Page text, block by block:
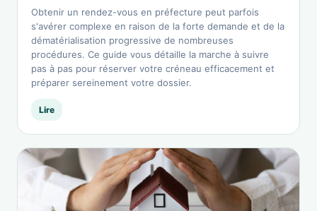
Obtenir un rendez-vous en préfecture peut parfois
s'avérer complexe en raison de la forte demande et de la
dématérialisation progressive de nombreuses
procédures. Ce guide vous détaille la marche à suivre
pas à pas pour réserver votre créneau efficacement et
préparer sereinement votre dossier.
Lire